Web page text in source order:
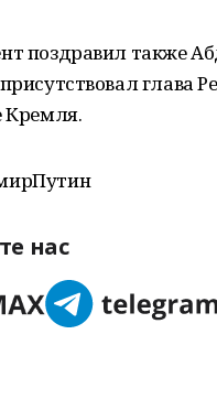
поздравил также
глава
Кремля.
нас